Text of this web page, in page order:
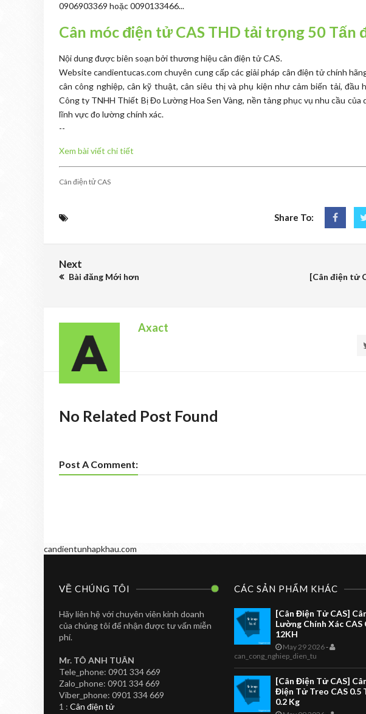
0906903369 hoặc 0090133466...
Cân móc điện tử CAS THD tải trọng 50 Tấn
Nội dung được biên soạn bởi thương hiệu cân điện tử CAS.
Website candientucas.com chuyên cung cấp các giải pháp cân điện tử chính
cân công nghiệp, cân kỹ thuật, cân siêu thị và phụ kiện như cảm biến tải,
Công ty TNHH Thiết Bị Đo Lường Hoa Sen Vàng, nền tảng phục vụ nhu cầu
lĩnh vực đo lường chính xác.
--
Xem bài viết chi tiết
Cân điện tử CAS
Share To:
Next
Bài đăng Mới hơn
[Cân điện tử
Axact
No Related Post Found
Post A Comment:
candientunhapkhau.com
VỀ CHÚNG TÔI
Hãy liên hệ với chuyên viên kinh doanh
của chúng tôi để nhận được tư vấn miễn
phí.
Mr. TÔ ANH TUÂN
Tele_phone: 0901 334 669
Zalo_phone: 0901 334 669
Viber_phone: 0901 334 669
1 : Cân điện tử
CÁC SẢN PHẨM KHÁC
[Cân Điện Tử CAS]
Lường Chính Xác CAS
12KH
May 29 2026-
can_cong_nghiep_dien_tu
[Cân Điện Tử CAS]
Điện Tử Treo CAS 0.5
0.2 Kg
Cân In Nhãn Siêu
CAN DIEN TU
Cân Siêu
LS2X Label
Printing